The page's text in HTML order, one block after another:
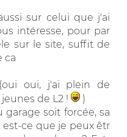
sur celui que j'ai
intéresse, pour par
sur le site, suffit de
ca
oui, j'ai plein de
de L2 !
)
soit forcée, sa
ce que je peux êtr